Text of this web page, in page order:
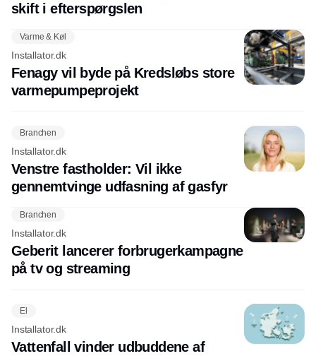
skift i efterspørgslen
Varme & Køl
Installator.dk
Fenagy vil byde på Kredsløbs store
varmepumpeprojekt
Branchen
Installator.dk
Venstre fastholder: Vil ikke
gennemtvinge udfasning af gasfyr
Branchen
Installator.dk
Geberit lancerer forbrugerkampagne
på tv og streaming
El
Installator.dk
Vattenfall vinder udbuddene af